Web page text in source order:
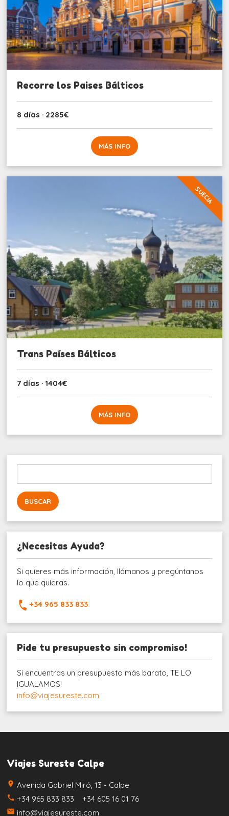
Recorre los Paises Bálticos
8 días · 2285€
MÁS INFO
SUECIA
Trans Países Bálticos
7 días · 1404€
MÁS INFO
¿Necesitas Ayuda?
Si quieres más información, llámanos y pregúntanos
lo que quieras.
+34 965 833 833
Pide tu presupuesto sin compromiso!
Si encuentras un presupuesto más barato, TE LO
IGUALAMOS!
info@viajesureste.com
Viajes Sureste Calpe
place Avenida Gabriel Miró, 13 - Calpe
call +34 965 833 833 +34 605 16 01 76
email info@viajesureste.com